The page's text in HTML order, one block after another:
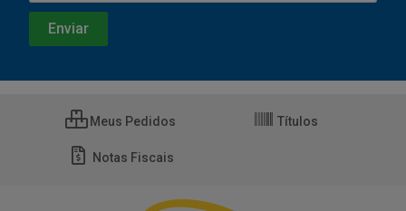
Meus Pedidos Títulos
Notas Fiscais